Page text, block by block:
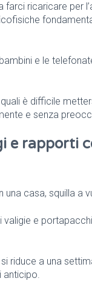
ricaricare per
e le
è difficile
e senza
e rapporti
casa, squilla
e
riduce a una